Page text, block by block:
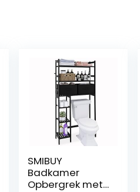
SMIBUY
Badkamer
Opbergrek met